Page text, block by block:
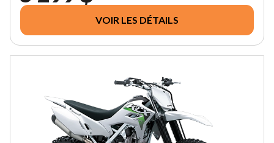
VOIR LES DÉTAILS